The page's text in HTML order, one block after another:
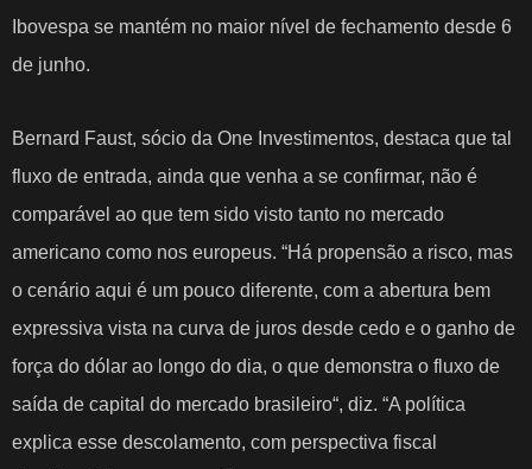
Ibovespa se mantém no maior nível de fechamento desde 6
de junho.
Bernard Faust, sócio da One Investimentos, destaca que tal
fluxo de entrada, ainda que venha a se confirmar, não é
comparável ao que tem sido visto tanto no mercado
americano como nos europeus. “Há propensão a risco, mas
o cenário aqui é um pouco diferente, com a abertura bem
expressiva vista na curva de juros desde cedo e o ganho de
força do dólar ao longo do dia, o que demonstra o fluxo de
saída de capital do mercado brasileiro“, diz. “A política
explica esse descolamento, com perspectiva fiscal